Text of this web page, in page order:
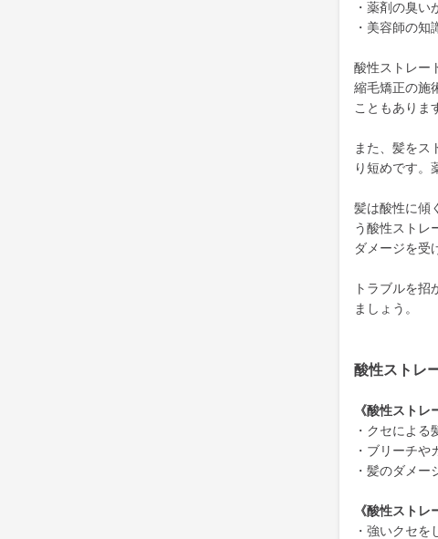
・薬剤の臭い
・美容師の
酸性ストレー
縮毛矯正の施
こともありま
また、髪をス
り短めです。
髪は酸性に傾
う酸性ストレ
ダメージを受
トラブルを
ましょう。
酸性ストレ
《酸性ストレ
・クセによる
・ブリーチや
・髪のダメー
《酸性ストレ
・強いクセを